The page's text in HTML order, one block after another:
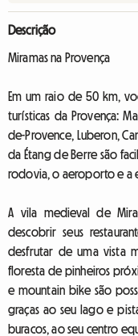
Descrição
Miramas na Provença
Em um raio de 50 km,
turísticas da Provença:
de-Provence, Luberon,
da Étang de Berre são
rodovia, o aeroporto e a
A vila medieval de
descobrir seus
desfrutar de uma vista
floresta de pinheiros
e mountain bike são
graças ao seu lago e
buracos, ao seu centro